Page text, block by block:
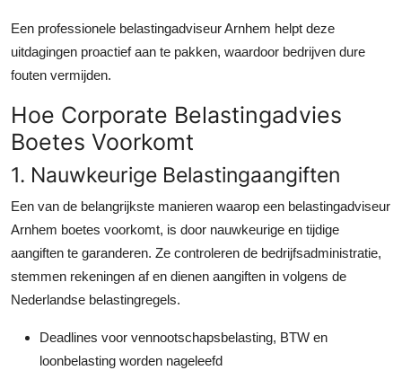
Een professionele belastingadviseur Arnhem helpt deze
uitdagingen proactief aan te pakken, waardoor bedrijven dure
fouten vermijden.
Hoe Corporate Belastingadvies
Boetes Voorkomt
1. Nauwkeurige Belastingaangiften
Een van de belangrijkste manieren waarop een belastingadviseur
Arnhem boetes voorkomt, is door nauwkeurige en tijdige
aangiften te garanderen. Ze controleren de bedrijfsadministratie,
stemmen rekeningen af en dienen aangiften in volgens de
Nederlandse belastingregels.
Deadlines voor vennootschapsbelasting, BTW en
loonbelasting worden nageleefd